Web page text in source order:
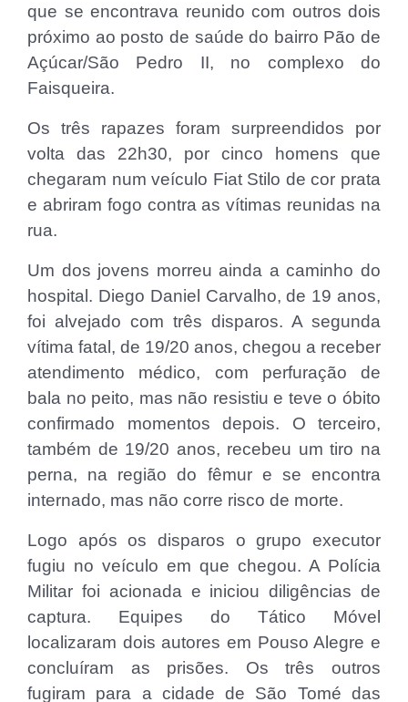
que se encontrava reunido com outros dois
próximo ao posto de saúde do bairro Pão de
Açúcar/São Pedro II, no complexo do
Faisqueira.
Os três rapazes foram surpreendidos por
volta das 22h30, por cinco homens que
chegaram num veículo Fiat Stilo de cor prata
e abriram fogo contra as vítimas reunidas na
rua.
Um dos jovens morreu ainda a caminho do
hospital. Diego Daniel Carvalho, de 19 anos,
foi alvejado com três disparos. A segunda
vítima fatal, de 19/20 anos, chegou a receber
atendimento médico, com perfuração de
bala no peito, mas não resistiu e teve o óbito
confirmado momentos depois. O terceiro,
também de 19/20 anos, recebeu um tiro na
perna, na região do fêmur e se encontra
internado, mas não corre risco de morte.
Logo após os disparos o grupo executor
fugiu no veículo em que chegou. A Polícia
Militar foi acionada e iniciou diligências de
captura. Equipes do Tático Móvel
localizaram dois autores em Pouso Alegre e
concluíram as prisões. Os três outros
fugiram para a cidade de São Tomé das